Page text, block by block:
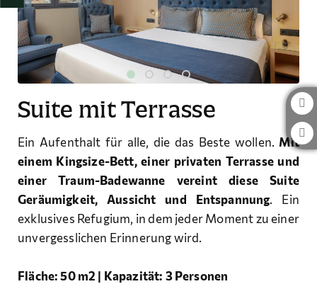
Suite mit Terrasse
Ein Aufenthalt für alle, die das Beste wollen. Mit
einem Kingsize-Bett, einer privaten Terrasse und
einer Traum-Badewanne vereint diese Suite
Geräumigkeit, Aussicht und Entspannung. Ein
exklusives Refugium, in dem jeder Moment zu einer
unvergesslichen Erinnerung wird.
Fläche: 50 m2 | Kapazität: 3 Personen